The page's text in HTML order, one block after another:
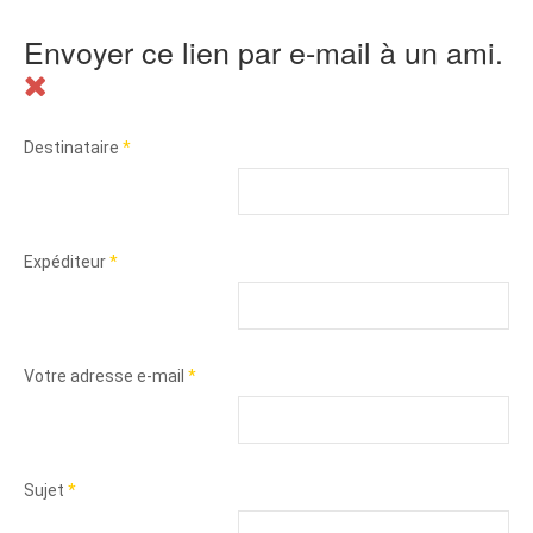
Envoyer ce lien par e-mail à un ami.
Destinataire *
Expéditeur*
Votre adresse e-mail *
Sujet *